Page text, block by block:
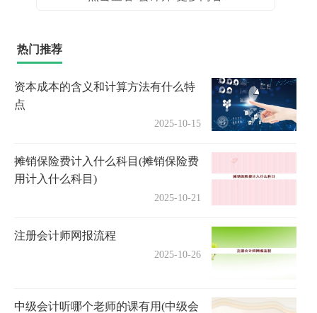
热门推荐
资本成本的含义和计算方法有什么特
点
2025-10-15
摊销保险费计入什么科目(摊销保险费
用计入什么科目)
2025-10-21
注册会计师网报流程
2025-10-26
中级会计听哪个老师的课有用(中级会